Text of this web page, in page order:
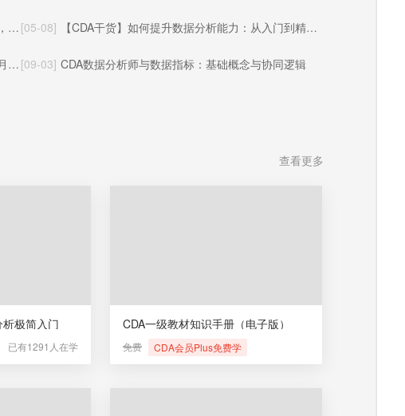
[05-08] 【CDA干货】如何提升数据分析能力：从入门到精通的系统化成长路径
[09-03] CDA数据分析师与数据指标：基础概念与协同逻辑
查看更多
极简入门
已有1291人在学
CDA一级教材知识手册（电子版）
免费 CDA会员Plus免费学